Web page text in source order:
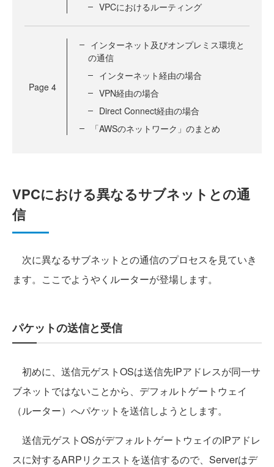
VPCにおけるルーティング
Page 4
インターネット及びオンプレミス環境と
の通信
インターネット経由の場合
VPN経由の場合
Direct Connect経由の場合
「AWSのネットワーク」のまとめ
VPCにおける異なるサブネットとの通
信
次に異なるサブネットとの通信のプロセスを見ていき
ます。ここでようやくルーターが登場します。
パケットの送信と受信
初めに、送信元ゲストOSは送信先IPアドレスが同一サ
ブネットではないことから、デフォルトゲートウェイ
（ルーター）へパケットを送信しようとします。
送信元ゲストOSがデフォルトゲートウェイのIPアドレ
スに対するARPリクエストを送信するので、Serverはデ